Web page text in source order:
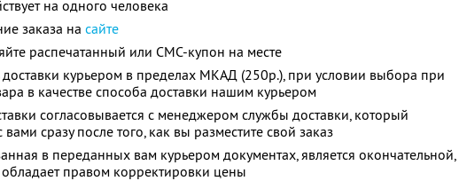
на одного человека
заказа на сайте
распечатанный или СМС-купон на месте
доставки курьером в пределах МКАД (250р.), при условии выбора при
в качестве способа доставки нашим курьером
согласовывается с менеджером службы доставки, который
вами сразу после того, как вы разместите свой заказ
в переданных вам курьером документах, является окончательной,
обладает правом корректировки цены